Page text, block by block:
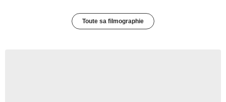
Toute sa filmographie